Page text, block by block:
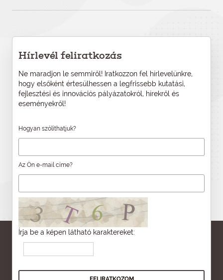
Hírlevél feliratkozás
Ne maradjon le semmiről! Iratkozzon fel hírlevelünkre,
hogy elsőként értesülhessen a legfrissebb kutatási,
fejlesztési és innovációs pályázatokról, hírekről és
eseményekről!
Hogyan szólíthatjuk?
Az Ön e-mail címe?
Írja be a képen látható karaktereket: